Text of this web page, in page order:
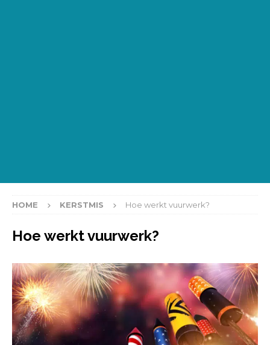
HOME KERSTMIS Hoe werkt vuurwerk?
Hoe werkt vuurwerk?